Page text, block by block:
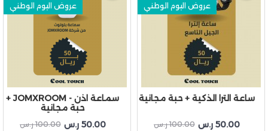
عروض اليوم الوطني
ساعة الترا الذكية + حبة مجانية
50.00 ر.س 100.00 ر.س
عروض اليوم الوطني
سماعة اذن - JOMXROOM +
حبة مجانية
50.00 ر.س
100.00 ر.س